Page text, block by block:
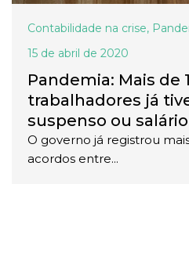
Contabilidade na crise,
15 de abril de 2020
Pandemia: Mais de
trabalhadores já
suspenso ou
O governo já registrou
acordos entre...